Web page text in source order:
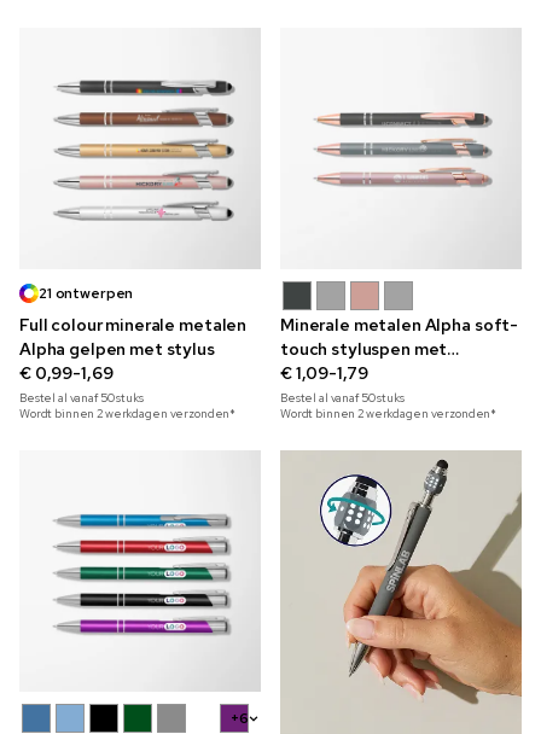
21 ontwerpen
Full colour minerale metalen
Alpha gelpen met stylus
€ 0,99-1,69
Bestel al vanaf50stuks
Wordt binnen 2 werkdagen verzonden*
Minerale metalen Alpha soft-
touch styluspen met
roségouden rand
€ 1,09-1,79
Bestel al vanaf50stuks
Wordt binnen 2 werkdagen verzonden*
+6